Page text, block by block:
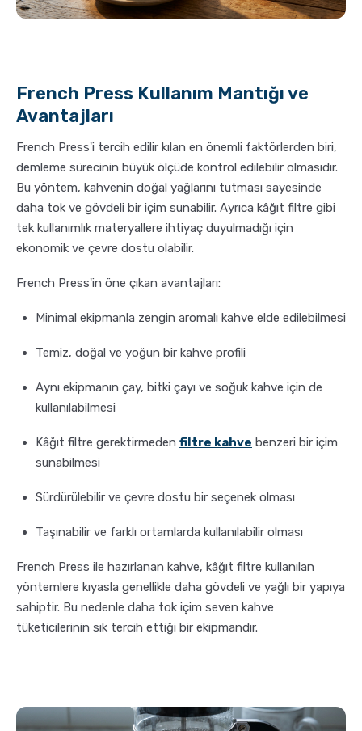
French Press Kullanım Mantığı ve
Avantajları
French Press'i tercih edilir kılan en önemli faktörlerden biri,
demleme sürecinin büyük ölçüde kontrol edilebilir olmasıdır.
Bu yöntem, kahvenin doğal yağlarını tutması sayesinde
daha tok ve gövdeli bir içim sunabilir. Ayrıca kâğıt filtre gibi
tek kullanımlık materyallere ihtiyaç duyulmadığı için
ekonomik ve çevre dostu olabilir.
French Press'in öne çıkan avantajları:
Minimal ekipmanla zengin aromalı kahve elde edilebilmesi
Temiz, doğal ve yoğun bir kahve profili
Aynı ekipmanın çay, bitki çayı ve soğuk kahve için de
kullanılabilmesi
Kâğıt filtre gerektirmeden filtre kahve benzeri bir içim
sunabilmesi
Sürdürülebilir ve çevre dostu bir seçenek olması
Taşınabilir ve farklı ortamlarda kullanılabilir olması
French Press ile hazırlanan kahve, kâğıt filtre kullanılan
yöntemlere kıyasla genellikle daha gövdeli ve yağlı bir yapıya
sahiptir. Bu nedenle daha tok içim seven kahve
tüketicilerinin sık tercih ettiği bir ekipmandır.